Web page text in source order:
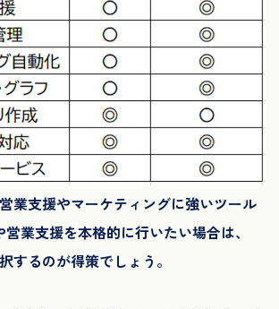
業支援やマーケティングに強いツール
業支援を本格的に行いたい場合は、
るのが得策でしょう。